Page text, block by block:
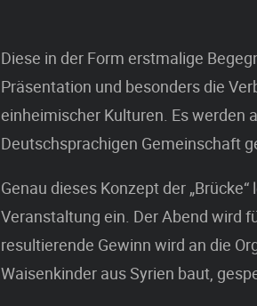
Diese in der Form erstmalige
Präsentation und besonders die
einheimischer Kulturen. Es werden
Deutschsprachigen Gemeinschaft
Genau dieses Konzept der
Veranstaltung ein. Der Abend wird
resultierende Gewinn wird an die
Waisenkinder aus Syrien baut,